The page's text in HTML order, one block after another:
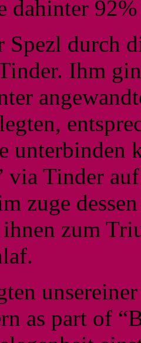
dahinter
Spezl durch
Ihm
via Tinder
zuge
zum
as part of